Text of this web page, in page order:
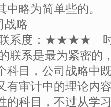
略为简单些的。
战略
系度：★★★★
联系是最为紧密的
科目，公司战略中
有审计中的理论内
的科目，不过从学